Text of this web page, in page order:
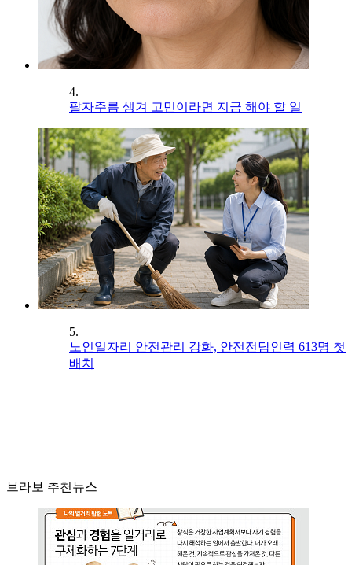
4.
팔자주름 생겨 고민이라면 지금 해야 할 일
5.
노인일자리 안전관리 강화, 안전전담인력 613명 첫
배치
브라보 추천뉴스